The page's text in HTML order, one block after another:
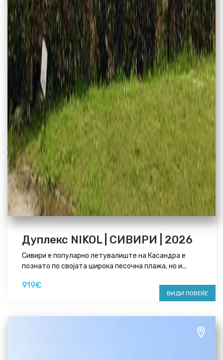
Дуплекс NIKOL | СИВИРИ | 2026
Сивири е популарно летувалиште на Касандра е
познато по својата широка песочна плажа, но и...
919€
ВИДИ ПОВЕЌЕ